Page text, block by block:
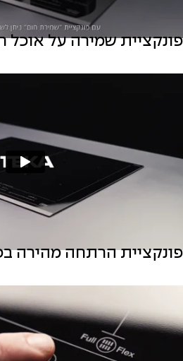
פונקציית שמירה על אוכל
פונקציית הרתחה מהירה